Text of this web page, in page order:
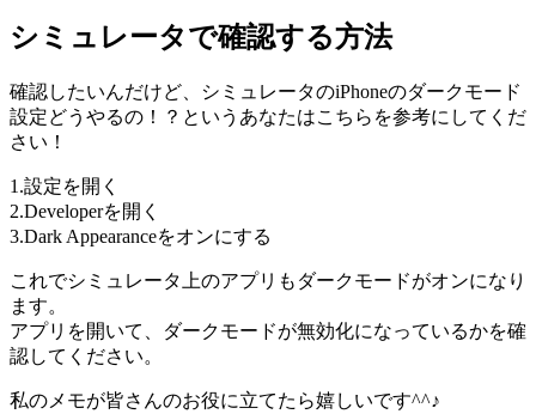
シミュレータで確認する方法
確認したいんだけど、シミュレータのiPhoneのダークモード
設定どうやるの！？というあなたはこちらを参考にしてくだ
さい！
1.設定を開く
2.Developerを開く
3.Dark Appearanceをオンにする
これでシミュレータ上のアプリもダークモードがオンになり
ます。
アプリを開いて、ダークモードが無効化になっているかを確
認してください。
私のメモが皆さんのお役に立てたら嬉しいです^^♪